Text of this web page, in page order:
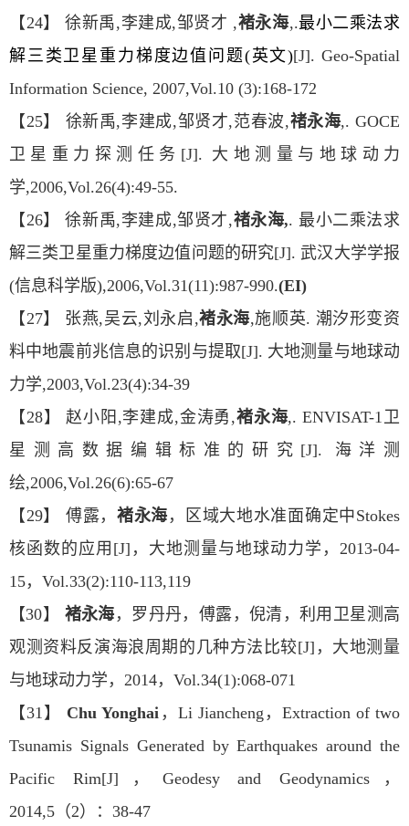
【24】 徐新禹,李建成,邹贤才 ,褚永海,.最小二乘法求
解三类卫星重力梯度边值问题(英文)[J]. Geo-Spatial
Information Science, 2007,Vol.10 (3):168-172
【25】 徐新禹,李建成,邹贤才,范春波,禇永海,. GOCE
卫星重力探测任务[J]. 大地测量与地球动力
学,2006,Vol.26(4):49-55.
【26】 徐新禹,李建成,邹贤才,禇永海,. 最小二乘法求
解三类卫星重力梯度边值问题的研究[J]. 武汉大学学报
(信息科学版),2006,Vol.31(11):987-990.(EI)
【27】 张燕,吴云,刘永启,褚永海,施顺英. 潮汐形变资
料中地震前兆信息的识别与提取[J]. 大地测量与地球动
力学,2003,Vol.23(4):34-39
【28】 赵小阳,李建成,金涛勇,褚永海,. ENVISAT-1卫
星测高数据编辑标准的研究[J]. 海洋测
绘,2006,Vol.26(6):65-67
【29】 傅露， 褚永海 ，区域大地水准面确定中Stokes
核函数的应用[J]，大地测量与地球动力学，2013-04-
15，Vol.33(2):110-113,119
【30】 褚永海 ，罗丹丹，傅露，倪清，利用卫星测高
观测资料反演海浪周期的几种方法比较[J]，大地测量
与地球动力学，2014，Vol.34(1):068-071
【31】 Chu Yonghai ，Li Jiancheng，Extraction of two
Tsunamis Signals Generated by Earthquakes around the
Pacific Rim[J]，Geodesy and Geodynamics，
2014,5（2）：38-47